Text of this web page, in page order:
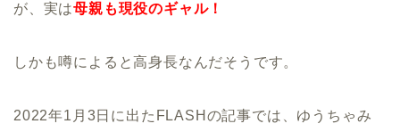
が、実は母親も現役のギャル！
しかも噂によると高身長なんだそうです。
2022年1月3日に出たFLASHの記事では、ゆうちゃみ